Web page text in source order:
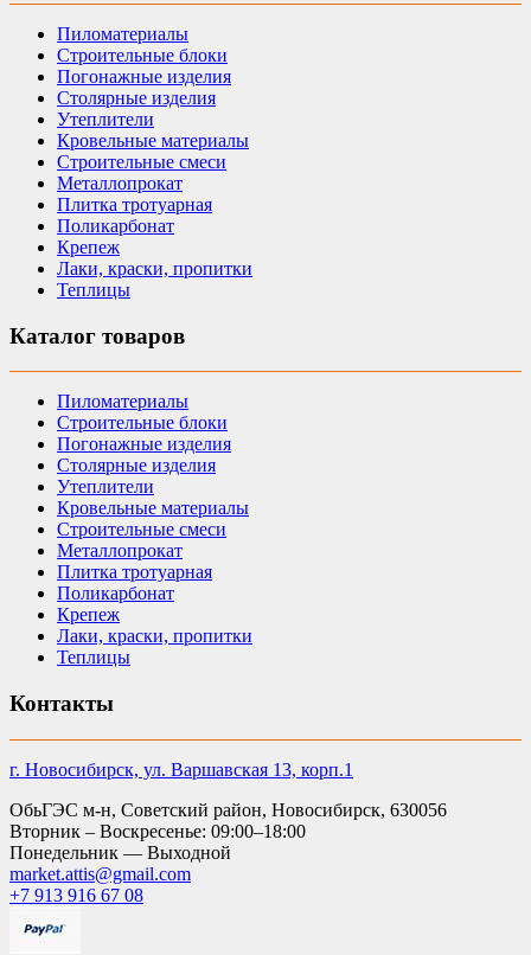
Пиломатериалы
Строительные блоки
Погонажные изделия
Столярные изделия
Утеплители
Кровельные материалы
Строительные смеси
Металлопрокат
Плитка тротуарная
Поликарбонат
Крепеж
Лаки, краски, пропитки
Теплицы
Каталог товаров
Пиломатериалы
Строительные блоки
Погонажные изделия
Столярные изделия
Утеплители
Кровельные материалы
Строительные смеси
Металлопрокат
Плитка тротуарная
Поликарбонат
Крепеж
Лаки, краски, пропитки
Теплицы
Контакты
г. Новосибирск, ул. Варшавская 13, корп.1
ОбьГЭС м-н, Советский район, Новосибирск, 630056
Вторник – Воскресенье: 09:00–18:00
Понедельник — Выходной
market.attis@gmail.com
+7 913 916 67 08